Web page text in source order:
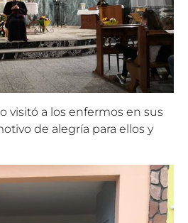
visitó a los enfermos en sus
de alegría para ellos y